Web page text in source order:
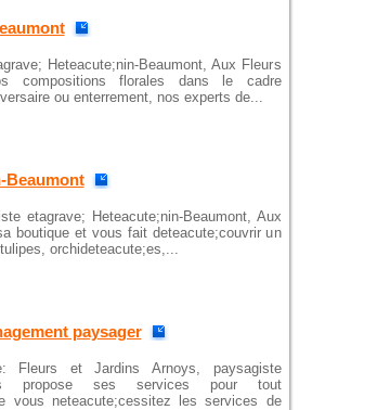
Heteacute;nin-Beaumont, Aux Fleurs
compositions florales dans le cadre
ou enterrement, nos experts de...
Beaumont
etagrave; Heteacute;nin-Beaumont, Aux
boutique et vous fait deteacute;couvrir un
orchideteacute;es,...
paysager
Fleurs et Jardins Arnoys, paysagiste
propose ses services pour tout
vous neteacute;cessitez les services de